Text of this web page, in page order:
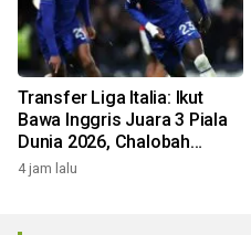
Transfer Liga Italia: Ikut
Bawa Inggris Juara 3 Piala
Dunia 2026, Chalobah
Resmi Gabung Como 1907
4 jam lalu